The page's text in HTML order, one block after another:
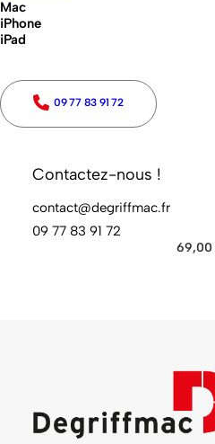
Mac
iPhone
iPad
09 77 83 91 72
Contactez-nous !
contact@degriffmac.fr
09 77 83 91 72
AJOUTER AU
Apple Pencil 2ème
69,00